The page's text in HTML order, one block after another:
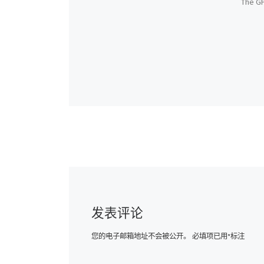
发表评论
您的电子邮箱地址不会被公开。 必填项已用*标注